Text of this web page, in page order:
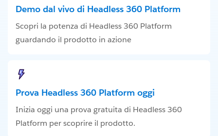
Demo dal vivo di Headless 360 Platform
Scopri la potenza di Headless 360 Platform
guardando il prodotto in azione
Prova Headless 360 Platform oggi
Inizia oggi una prova gratuita di Headless 360
Platform per scoprire il prodotto.